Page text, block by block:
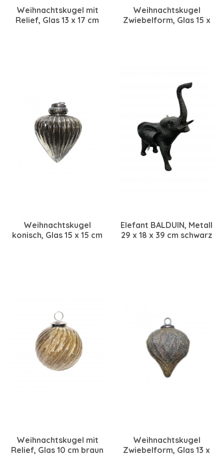
Weihnachtskugel mit
Relief, Glas 13 x 17 cm
Weihnachtskugel
Zwiebelform, Glas 15 x
Weihnachtskugel
konisch, Glas 15 x 15 cm
Elefant BALDUIN, Metall
29 x 18 x 39 cm schwarz
Weihnachtskugel mit
Relief, Glas 10 cm braun
Weihnachtskugel
Zwiebelform, Glas 13 x